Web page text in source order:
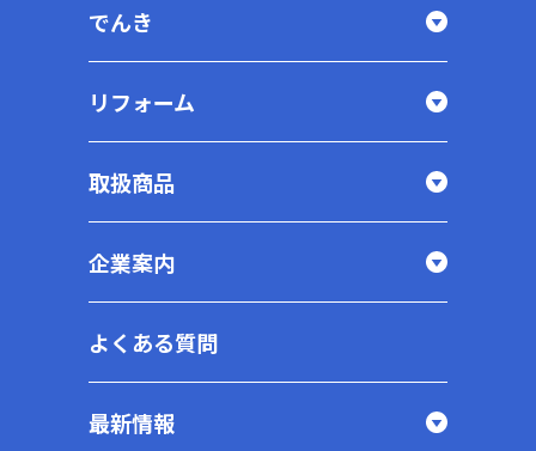
でんき
リフォーム
取扱商品
企業案内
よくある質問
最新情報